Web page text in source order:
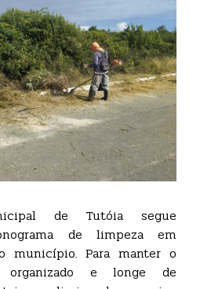
de Tutóia segue
de limpeza em
município. Para manter o
organizado e longe de